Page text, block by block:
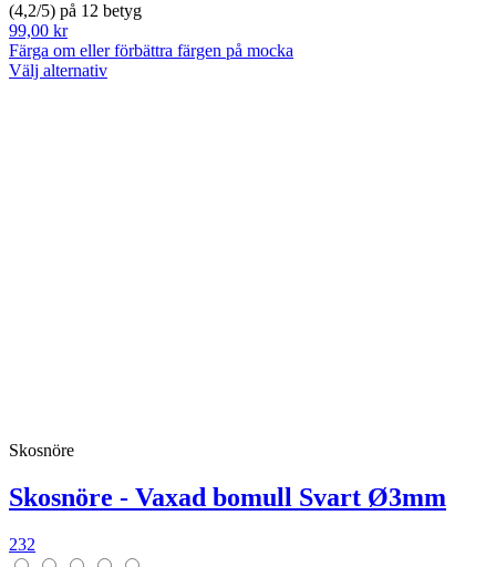
(4,2/5) på 12 betyg
99,00 kr
Färga om eller förbättra färgen på mocka
Välj alternativ
Skosnöre
Skosnöre - Vaxad bomull Svart Ø3mm
232